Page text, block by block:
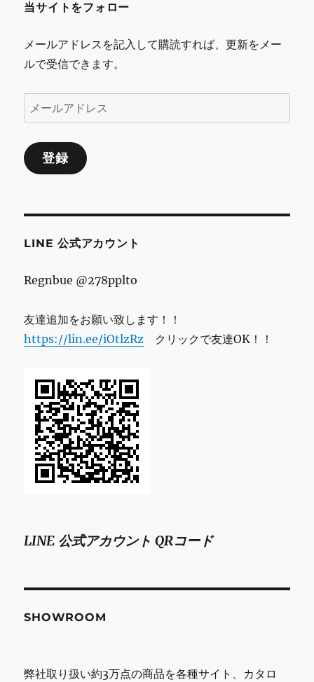
当サイトをフォロー
メールアドレスを記入して購読すれば、更新をメー
ルで受信できます。
ー
ル
ア
ス
登録
LINE 公式アカウント
Regnbue @278pplto
友達追加をお願い致します！！
https://lin.ee/iOtlzRz クリックで友達OK！！
LINE 公式アカウント QRコード
SHOWROOM
弊社取り扱い約3万点の商品を各種サイト、カタロ